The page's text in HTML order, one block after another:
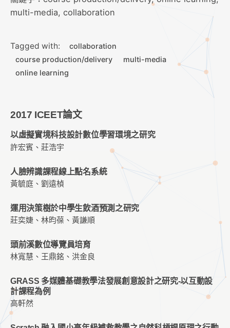
multi-media, collaboration
Tagged with:
collaboration
course production/delivery
multi-media
online learning
2017 ICEET論文
以虛擬實境科技設計數位學習環境之研究
許宏賓、莊浩宇
人臉辨識課程線上點名系統
黃毓庭、劉遠楨
運用決策樹於中學生飲酒預測之研究
莊奕婕、林昀葆、黃謙順
頭前溪數位導覽員培育
林寬慧、王鼎銘、洪金良
GRASS 多媒體基礎教學法發展創意設計之研究-以互動設
計課程為例
高軒然